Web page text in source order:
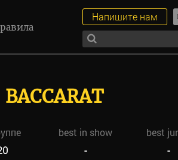
Напишите нам
best in show
best
- -